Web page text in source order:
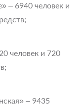
– 6940 человек и
человек и 720
– 9435